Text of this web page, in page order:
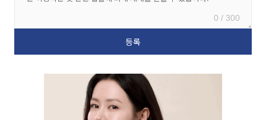
0 / 300